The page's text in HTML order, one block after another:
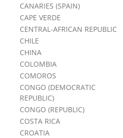
CANARIES (SPAIN)
CAPE VERDE
CENTRAL-AFRICAN REPUBLIC
CHILE
CHINA
COLOMBIA
COMOROS
CONGO (DEMOCRATIC
REPUBLIC)
CONGO (REPUBLIC)
COSTA RICA
CROATIA